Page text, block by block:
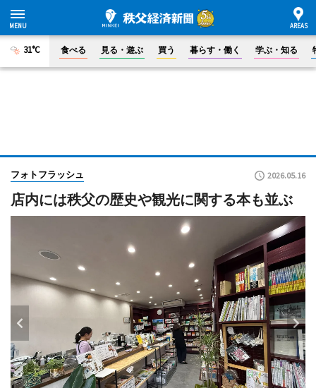
31°C 食べる 見る・遊ぶ 買う 暮らす・働く 学ぶ・知る
フォトフラッシュ 2026.05.16
店内には秩父の歴史や観光に関する本も並ぶ